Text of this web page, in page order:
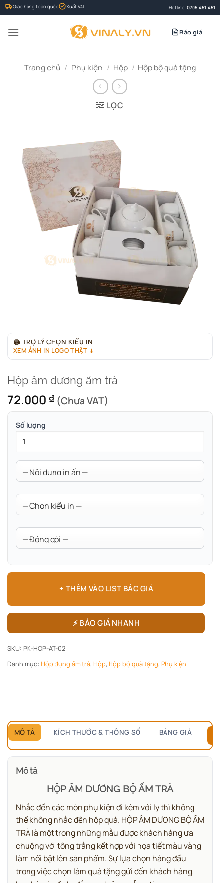
Bỏ
qua
nội
Giao hàng toàn quốc Xuất VAT Hotline: 0705.451.451
Báo giá
Trang chủ / Phụ kiện / Hộp / Hộp bộ quà tặng
LỌC
🖨 TRỢ LÝ CHỌN KIỂU IN
XEM ẢNH IN LOGO THẬT ↓
Hộp âm dương ấm trà
72.000 ₫ (Chưa VAT)
Số lượng
+ THÊM VÀO LIST BÁO GIÁ
⚡ BÁO GIÁ NHANH
SKU: PK-HOP-AT-02
Danh mục: Hộp đựng ấm trà, Hộp, Hộp bộ quà tặng, Phụ kiện
MÔ TẢ KÍCH THƯỚC & THÔNG SỐ BẢNG GIÁ
Mô tả
HỘP ÂM DƯƠNG BỘ ẤM TRÀ
Nhắc đến các món phụ kiện đi kèm với ly thì không
thể không nhắc đến hộp quà. HỘP ÂM DƯƠNG BỘ ẤM
TRÀ là một trong những mẫu được khách hàng ưa
chuộng với tông trắng kết hợp với họa tiết màu vàng
làm nổi bật lên sản phẩm. Sự lựa chọn hàng đầu
trong việc chọn làm quà tặng gửi đến khách hàng,